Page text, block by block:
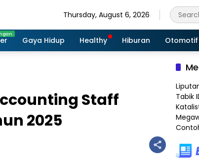
Thursday, August 6, 2026
Gaya Hidup Healthy Hiburan Otomotif
Staff
2025
Tabik